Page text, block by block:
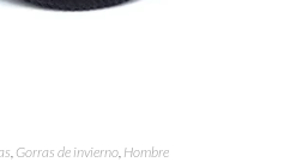
Gorras de invierno Hombre